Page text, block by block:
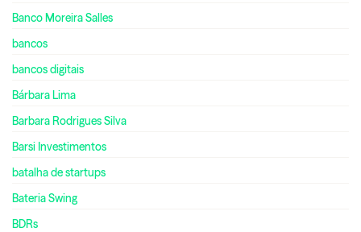
Banco Moreira Salles
bancos
bancos digitais
Bárbara Lima
Barbara Rodrigues Silva
Barsi Investimentos
batalha de startups
Bateria Swing
BDRs